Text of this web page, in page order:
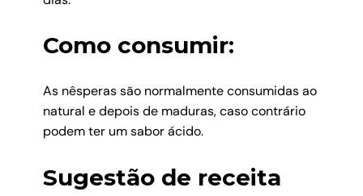
Como consumir:
As nêsperas são normalmente consumidas ao
natural e depois de maduras, caso contrário
podem ter um sabor ácido.
Sugestão de receita